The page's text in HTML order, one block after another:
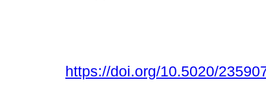
https://doi.org/10.5020/